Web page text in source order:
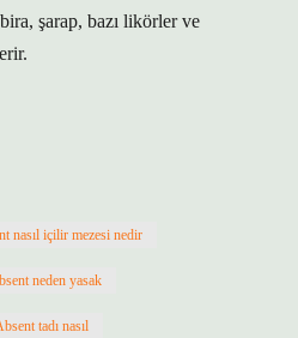
şarap, bazı likörler ve
nasıl içilir mezesi nedir
neden yasak
tadı nasıl